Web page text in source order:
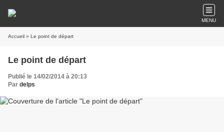
MENU
Accueil » Le point de départ
Le point de départ
Publié le 14/02/2014 à 20:13
Par delps